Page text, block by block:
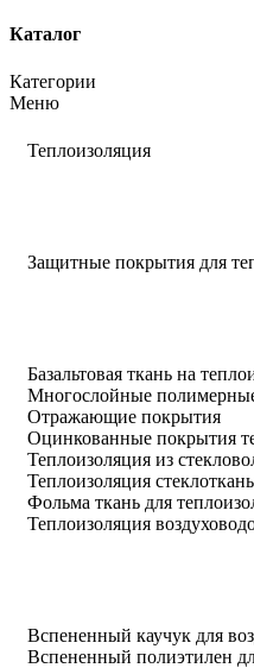
Каталог
Категории
Меню
Теплоизоляция
Защитные покрытия для
Базальтовая ткань на
Многослойные
Отражающие покрытия
Оцинкованные покрытия
Теплоизоляция из
Теплоизоляция
Фольма ткань для
Теплоизоляция
Вспененный каучук для
Вспененный полиэтилен